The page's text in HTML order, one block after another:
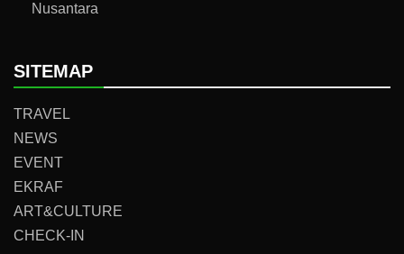
Nusantara
SITEMAP
TRAVEL
NEWS
EVENT
EKRAF
ART&CULTURE
CHECK-IN